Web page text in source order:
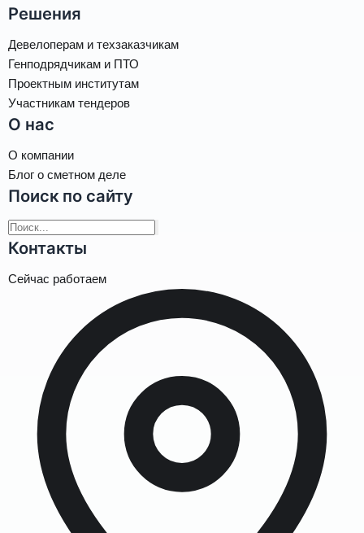
Решения
Девелоперам и техзаказчикам
Генподрядчикам и ПТО
Проектным институтам
Участникам тендеров
О нас
О компании
Блог о сметном деле
Поиск по сайту
Контакты
Сейчас работаем